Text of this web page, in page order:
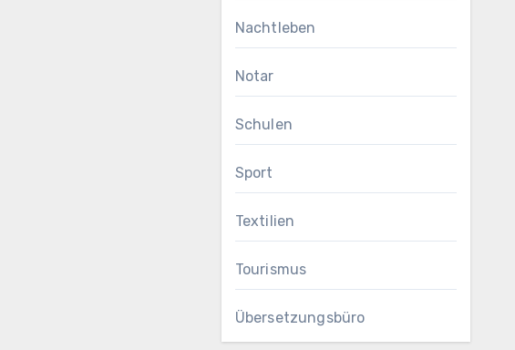
Nachtleben
Notar
Schulen
Sport
Textilien
Tourismus
Übersetzungsbüro